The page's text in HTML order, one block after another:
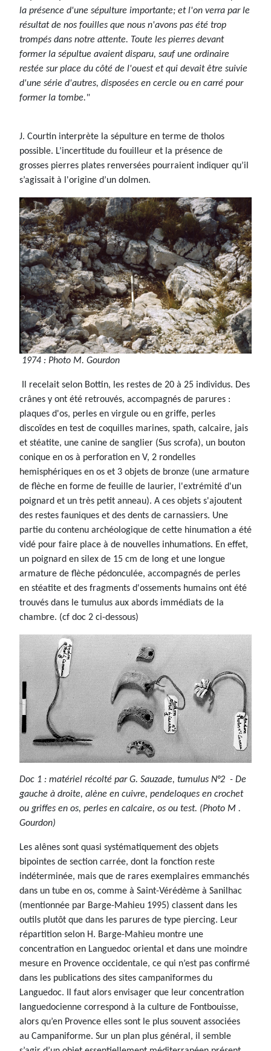
la présence d'une sépulture importante; et l'on verra par le
résultat de nos fouilles que nous n'avons pas été trop
trompés dans notre attente. Toute les pierres devant
former la sépultue avaient disparu, sauf une ordinaire
restée sur place du côté de l'ouest et qui devait être suivie
d'une série d'autres, disposées en cercle ou en carré pour
former la tombe."
J. Courtin interprète la sépulture en terme de tholos
possible. L’incertitude du fouilleur et la présence de
grosses pierres plates renversées pourraient indiquer qu’il
s’agissait à l'origine d’un dolmen.
1974 : Photo M. Gourdon
Il recelait selon Bottin, les restes de 20 à 25 individus. Des
crânes y ont été retrouvés, accompagnés de parures :
plaques d'os, perles en virgule ou en griffe, perles
discoïdes en test de coquilles marines, spath, calcaire, jais
et stéatite, une canine de sanglier (Sus scrofa), un bouton
conique en os à perforation en V, 2 rondelles
hemisphériques en os et 3 objets de bronze (une armature
de flèche en forme de feuille de laurier, l'extrémité d'un
poignard et un très petit anneau). A ces objets s'ajoutent
des restes fauniques et des dents de carnassiers. Une
partie du contenu archéologique de cette hinumation a été
vidé pour faire place à de nouvelles inhumations. En effet,
un poignard en silex de 15 cm de long et une longue
armature de flèche pédonculée, accompagnés de perles
en stéatite et des fragments d'ossements humains ont été
trouvés dans le tumulus aux abords immédiats de la
chambre. (cf doc 2 ci-dessous)
Doc 1 : matériel récolté par G. Sauzade, tumulus N°2 - De
gauche à droite, alène en cuivre, pendeloques en crochet
ou griffes en os, perles en calcaire, os ou test. (Photo M .
Gourdon)
Les alênes sont quasi systématiquement des objets
bipointes de section carrée, dont la fonction reste
indéterminée, mais que de rares exemplaires emmanchés
dans un tube en os, comme à Saint-Vérédème à Sanilhac
(mentionnée par Barge-Mahieu 1995) classent dans les
outils plutôt que dans les parures de type piercing. Leur
répartition selon H. Barge-Mahieu montre une
concentration en Languedoc oriental et dans une moindre
mesure en Provence occidentale, ce qui n’est pas confirmé
dans les publications des sites campaniformes du
Languedoc. Il faut alors envisager que leur concentration
languedocienne correspond à la culture de Fontbouisse,
alors qu’en Provence elles sont le plus souvent associées
au Campaniforme. Sur un plan plus général, il semble